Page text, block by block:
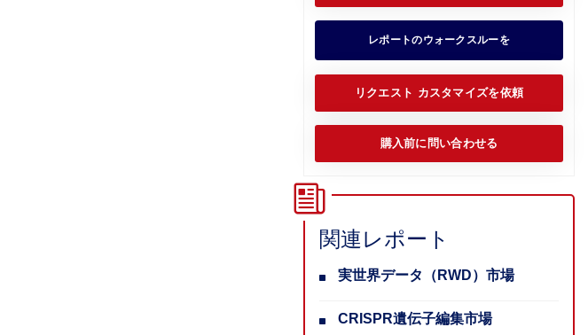
レポートのウォークスルーを
リクエスト カスタマイズを依頼
購入前に問い合わせる
関連レポート
実世界データ（RWD）市場
CRISPR遺伝子編集市場